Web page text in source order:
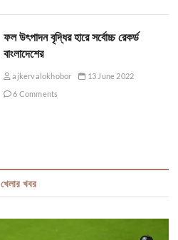
ফল উৎপাদন বৃদ্ধির হারে সর্বোচ্চ রেকর্ড
বাংলাদেশের
ajkervalokhobor
13 June 2022
6 Comments
খেলার খবর